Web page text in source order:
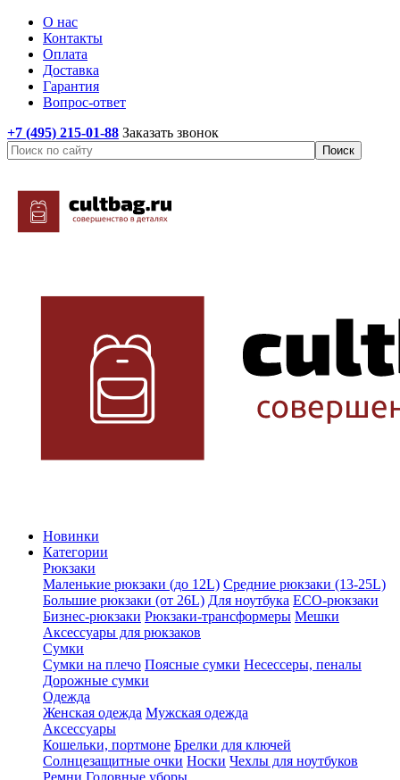
О нас
Контакты
Оплата
Доставка
Гарантия
Вопрос-ответ
+7 (495) 215-01-88 Заказать звонок
Новинки
Категории
Рюкзаки
Маленькие рюкзаки (до 12L) Средние рюкзаки (13-25L)
Большие рюкзаки (от 26L) Для ноутбука ECO-рюкзаки
Бизнес-рюкзаки Рюкзаки-трансформеры Мешки
Аксессуары для рюкзаков
Сумки
Сумки на плечо Поясные сумки Несессеры, пеналы
Дорожные сумки
Одежда
Женская одежда Мужская одежда
Аксессуары
Кошельки, портмоне Брелки для ключей
Солнцезащитные очки Носки Чехлы для ноутбуков
Ремни Головные уборы